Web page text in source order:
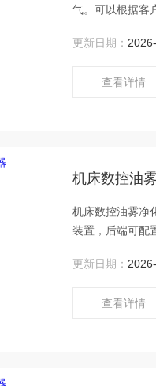
气。可以根据客
更新日期：
查看详情
机床数控油
机床数控油雾净
装置，后端可配
更新日期：
查看详情